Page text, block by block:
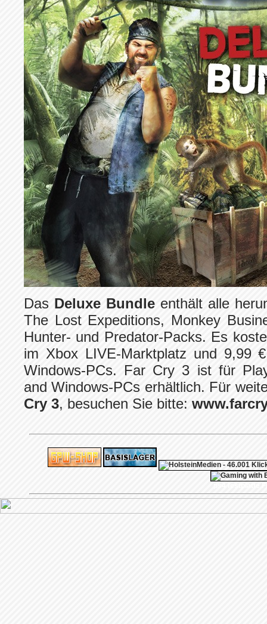
Das Deluxe Bundle enthält alle
The Lost Expeditions, Monkey
Hunter- und Predator-Packs. Es
im Xbox LIVE-Marktplatz und 9,99
Windows-PCs. Far Cry 3 ist für
and Windows-PCs erhältlich. Für
Cry 3, besuchen Sie bitte: